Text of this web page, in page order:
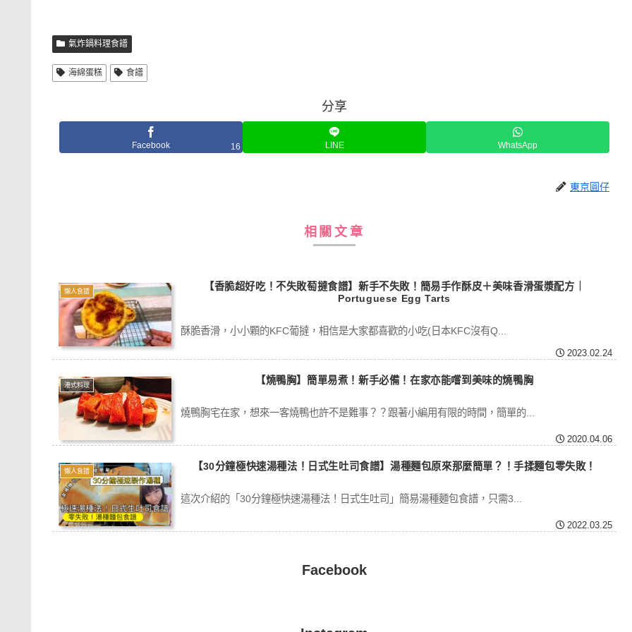
氣炸鍋料理食譜
海綿蛋糕 食譜
分享
Facebook 16 LINE WhatsApp
東京圓仔
相關文章
懶人食譜
【香脆超好吃！不失敗萄撻食譜】新手不失敗！簡易手作酥皮＋美味香滑蛋漿配方｜
Portuguese Egg Tarts
酥脆香滑，小小顆的KFC葡撻，相信是大家都喜歡的小吃(日本KFC沒有Q...
2023.02.24
港式料理 【燒鴨胸】簡單易煮！新手必備！在家亦能嚐到美味的燒鴨胸
燒鴨胸宅在家，想來一客燒鴨也許不是難事？？跟著小編用有限的時間，簡單的...
2020.04.06
懶人食譜 【30分鐘極快速湯種法！日式生吐司食譜】湯種麵包原來那麼簡單？！手揉麵包零失敗！
這次介紹的「30分鐘極快速湯種法！日式生吐司」簡易湯種麵包食譜，只需3...
2022.03.25
Facebook